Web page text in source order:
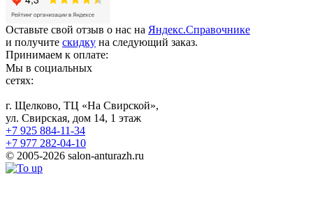
Оставьте свой отзыв о нас на Яндекс.Справочнике
и получите скидку на следующий заказ.
Принимаем к оплате:
Мы в социальных
сетях:
г. Щелково, ТЦ «На Свирской»,
ул. Свирская, дом 14, 1 этаж
+7 925 884-11-34
+7 977 282-04-10
© 2005-2026 salon-anturazh.ru